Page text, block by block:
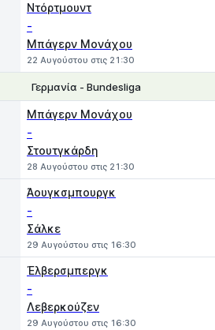
Ντόρτμουντ
-
Μπάγερν Μονάχου
22 Αυγούστου στις 21:30
Γερμανία - Bundesliga
Μπάγερν Μονάχου
-
Στουτγκάρδη
28 Αυγούστου στις 21:30
Άουγκσμπουργκ
-
Σάλκε
29 Αυγούστου στις 16:30
Έλβερσμπεργκ
-
Λεβερκούζεν
29 Αυγούστου στις 16:30